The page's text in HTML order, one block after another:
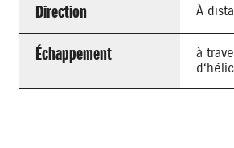
Direction À
Échappement
à